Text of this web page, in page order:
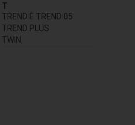
T
TREND E TREND 05
TREND PLUS
TWIN